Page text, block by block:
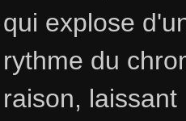
qui explose
rythme du
raison,